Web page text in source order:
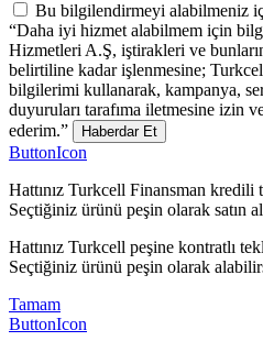
Bu bilgilendirmeyi alabilmeniz
“Daha iyi hizmet alabilmem için
Hizmetleri A.Ş, iştirakleri ve
belirtiline kadar işlenmesine;
bilgilerimi kullanarak, kampanya,
duyuruları tarafıma iletmesine izin
ederim.”
Haberdar Et
ButtonIcon
Hattınız Turkcell Finansman
Seçtiğiniz ürünü peşin olarak satın
Hattınız Turkcell peşine kontratlı
Seçtiğiniz ürünü peşin olarak
Tamam
ButtonIcon